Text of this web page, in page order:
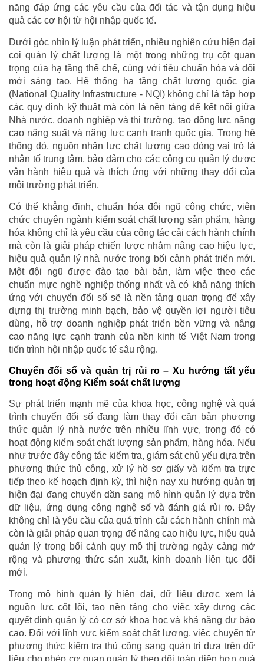
năng đáp ứng các yêu cầu của đối tác và tận dụng hiệu
quả các cơ hội từ hội nhập quốc tế.
Dưới góc nhìn lý luận phát triển, nhiều nghiên cứu hiện đại
coi quản lý chất lượng là một trong những trụ cột quan
trọng của hạ tầng thể chế, cùng với tiêu chuẩn hóa và đổi
mới sáng tạo. Hệ thống hạ tầng chất lượng quốc gia
(National Quality Infrastructure - NQI) không chỉ là tập hợp
các quy định kỹ thuật mà còn là nền tảng để kết nối giữa
Nhà nước, doanh nghiệp và thị trường, tạo động lực nâng
cao năng suất và năng lực cạnh tranh quốc gia. Trong hệ
thống đó, nguồn nhân lực chất lượng cao đóng vai trò là
nhân tố trung tâm, bảo đảm cho các công cụ quản lý được
vận hành hiệu quả và thích ứng với những thay đổi của
môi trường phát triển.
Có thể khẳng định, chuẩn hóa đội ngũ công chức, viên
chức chuyên ngành kiểm soát chất lượng sản phẩm, hàng
hóa không chỉ là yêu cầu của công tác cải cách hành chính
mà còn là giải pháp chiến lược nhằm nâng cao hiệu lực,
hiệu quả quản lý nhà nước trong bối cảnh phát triển mới.
Một đội ngũ được đào tạo bài bản, làm việc theo các
chuẩn mực nghề nghiệp thống nhất và có khả năng thích
ứng với chuyển đổi số sẽ là nền tảng quan trọng để xây
dựng thị trường minh bạch, bảo vệ quyền lợi người tiêu
dùng, hỗ trợ doanh nghiệp phát triển bền vững và nâng
cao năng lực cạnh tranh của nền kinh tế Việt Nam trong
tiến trình hội nhập quốc tế sâu rộng.
Chuyển đổi số và quản trị rủi ro – Xu hướng tất yếu
trong hoạt động Kiểm soát chất lượng
Sự phát triển mạnh mẽ của khoa học, công nghệ và quá
trình chuyển đổi số đang làm thay đổi căn bản phương
thức quản lý nhà nước trên nhiều lĩnh vực, trong đó có
hoạt động kiểm soát chất lượng sản phẩm, hàng hóa. Nếu
như trước đây công tác kiểm tra, giám sát chủ yếu dựa trên
phương thức thủ công, xử lý hồ sơ giấy và kiểm tra trực
tiếp theo kế hoạch định kỳ, thì hiện nay xu hướng quản trị
hiện đại đang chuyển dần sang mô hình quản lý dựa trên
dữ liệu, ứng dụng công nghệ số và đánh giá rủi ro. Đây
không chỉ là yêu cầu của quá trình cải cách hành chính mà
còn là giải pháp quan trọng để nâng cao hiệu lực, hiệu quả
quản lý trong bối cảnh quy mô thị trường ngày càng mở
rộng và phương thức sản xuất, kinh doanh liên tục đổi
mới.
Trong mô hình quản lý hiện đại, dữ liệu được xem là
nguồn lực cốt lõi, tạo nền tảng cho việc xây dựng các
quyết định quản lý có cơ sở khoa học và khả năng dự báo
cao. Đối với lĩnh vực kiểm soát chất lượng, việc chuyển từ
phương thức kiểm tra thủ công sang quản trị dựa trên dữ
liệu cho phép cơ quan quản lý theo dõi toàn diện hơn quá